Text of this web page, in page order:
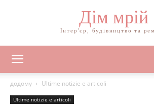
Дім мрій
Інтер'єр, будівництво та
додому Ultime notizie e articoli
Ultime notizie e articoli